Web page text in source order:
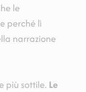
le
perché lì
narrazione
più sottile. Le